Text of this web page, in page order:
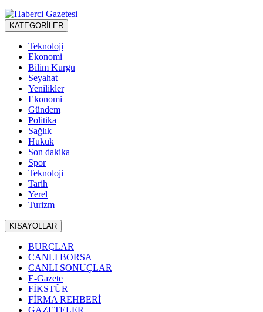
KATEGORİLER
Teknoloji
Ekonomi
Bilim Kurgu
Seyahat
Yenilikler
Ekonomi
Gündem
Politika
Sağlık
Hukuk
Son dakika
Spor
Teknoloji
Tarih
Yerel
Turizm
KISAYOLLAR
BURÇLAR
CANLI BORSA
CANLI SONUÇLAR
E-Gazete
FİKSTÜR
FİRMA REHBERİ